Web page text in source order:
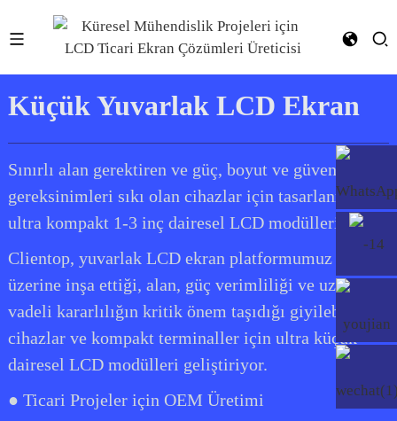
Küçük Yuvarlak LCD Ekran
Sınırlı alan gerektiren ve güç, boyut ve güvenilirlik
gereksinimleri sıkı olan cihazlar için tasarlanmış
ultra kompakt 1-3 inç dairesel LCD modülleri.
Clientop, yuvarlak LCD ekran platformumuz
üzerine inşa ettiği, alan, güç verimliliği ve uzun
vadeli kararlılığın kritik önem taşıdığı giyilebilir
cihazlar ve kompakt terminaller için ultra küçük
dairesel LCD modülleri geliştiriyor.
● Ticari Projeler için OEM Üretimi